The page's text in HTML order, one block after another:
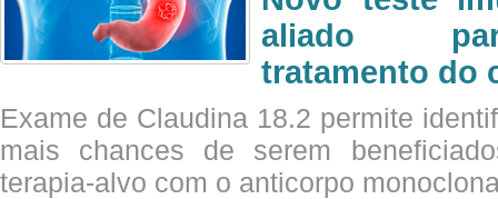
aliado
tratamento do
Exame de Claudina 18.2 permite
mais chances de serem
terapia-alvo com o anticorpo